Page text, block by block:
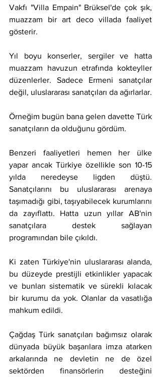
Vakfı "Villa Empain" Brüksel'de çok şık,
muazzam bir art deco villada faaliyet
gösterir.
Yıl boyu konserler, sergiler ve hatta
muazzam havuzun etrafında kokteyller
düzenlerler. Sadece Ermeni sanatçılar
değil, uluslararası sanatçıları da ağırlarlar.
Örneğim bugün bana gelen davette Türk
sanatçıların da olduğunu gördüm.
Benzeri faaliyetleri hemen her ülke
yapar ancak Türkiye özellikle son 10-15
yılda neredeyse ligden düştü.
Sanatçılarını bu uluslararası arenaya
taşımadığı gibi, taşıyabilecek kurumlarını
da zayıflattı. Hatta uzun yıllar AB'nin
sanatçılara destek sağlayan
programından bile çıkıldı.
Ki zaten Türkiye'nin uluslararası alanda,
bu düzeyde prestijli etkinlikler yapacak
ve bunları sistematik ve sürekli kılacak
bir kurumu da yok. Olanlar da vasatlığa
mahkum edildi.
Çağdaş Türk sanatçıları bağımsız olarak
dünyada büyük başarılara imza atarken
arkalarında ne devletin ne de özel
sektörden finansörlerin desteğini